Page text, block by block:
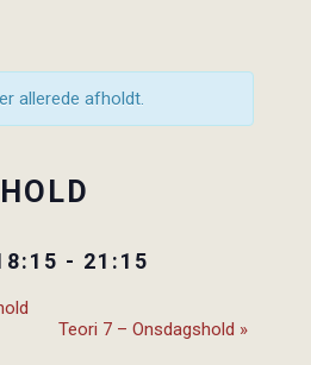
allerede afholdt.
- 21:15
Teori 7 – Onsdagshold »